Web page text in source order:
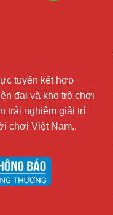
tuyến kết hợp
đại và kho trò chơi
trải nghiệm giải trí
chơi Việt Nam..